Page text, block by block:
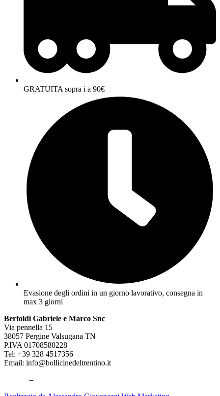
GRATUITA sopra i a 90€
Evasione degli ordini in un giorno lavorativo, consegna in
max 3 giorni
Bertoldi Gabriele e Marco Snc
Via pennella 15
38057 Pergine Valsugana TN
P.IVA 01708580228
Tel: +39 328 4517356
Email: info@bollicinedeltrentino.it
–